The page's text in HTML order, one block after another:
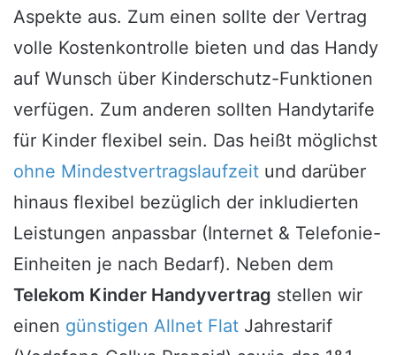
Aspekte aus. Zum einen sollte der Vertrag
volle Kostenkontrolle bieten und das Handy
auf Wunsch über Kinderschutz-Funktionen
verfügen. Zum anderen sollten Handytarife
für Kinder flexibel sein. Das heißt möglichst
ohne Mindestvertragslaufzeit und darüber
hinaus flexibel bezüglich der inkludierten
Leistungen anpassbar (Internet & Telefonie-
Einheiten je nach Bedarf). Neben dem
Telekom Kinder Handyvertrag stellen wir
einen günstigen Allnet Flat Jahrestarif